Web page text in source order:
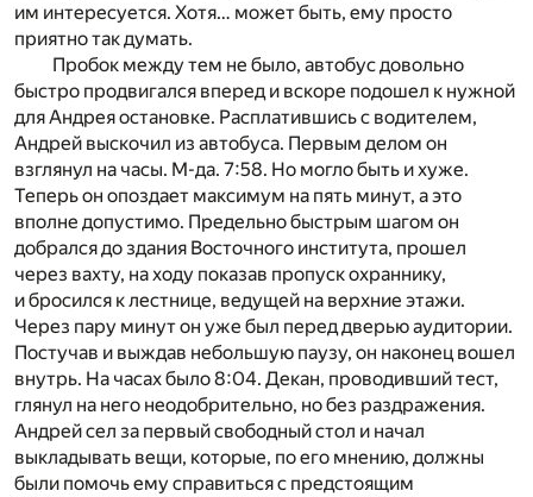
им интересуется. Хотя… может быть, ему просто
приятно так думать.
Пробок между тем не было, автобус довольно
быстро продвигался вперед и вскоре подошел к нужной
для Андрея остановке. Расплатившись с водителем,
Андрей выскочил из автобуса. Первым делом он
взглянул на часы. М-да. 7:58. Но могло быть и хуже.
Теперь он опоздает максимум на пять минут, а это
вполне допустимо. Предельно быстрым шагом он
добрался до здания Восточного института, прошел
через вахту, на ходу показав пропуск охраннику,
и бросился к лестнице, ведущей на верхние этажи.
Через пару минут он уже был перед дверью аудитории.
Постучав и выждав небольшую паузу, он наконец вошел
внутрь. На часах было 8:04. Декан, проводивший тест,
глянул на него неодобрительно, но без раздражения.
Андрей сел за первый свободный стол и начал
выкладывать вещи, которые, по его мнению, должны
были помочь ему справиться с предстоящим